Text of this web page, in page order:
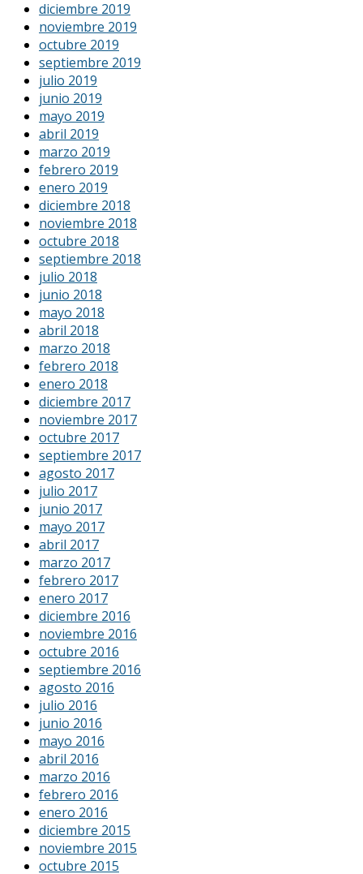
diciembre 2019
noviembre 2019
octubre 2019
septiembre 2019
julio 2019
junio 2019
mayo 2019
abril 2019
marzo 2019
febrero 2019
enero 2019
diciembre 2018
noviembre 2018
octubre 2018
septiembre 2018
julio 2018
junio 2018
mayo 2018
abril 2018
marzo 2018
febrero 2018
enero 2018
diciembre 2017
noviembre 2017
octubre 2017
septiembre 2017
agosto 2017
julio 2017
junio 2017
mayo 2017
abril 2017
marzo 2017
febrero 2017
enero 2017
diciembre 2016
noviembre 2016
octubre 2016
septiembre 2016
agosto 2016
julio 2016
junio 2016
mayo 2016
abril 2016
marzo 2016
febrero 2016
enero 2016
diciembre 2015
noviembre 2015
octubre 2015